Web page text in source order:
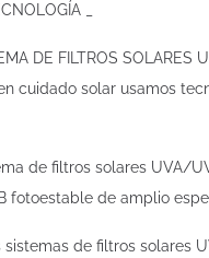
_
DE FILTROS
cuidado solar usamos
de filtros solares UVA/
fotoestable de amplio
sistemas de filtros solares